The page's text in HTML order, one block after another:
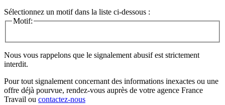
Sélectionnez un motif dans la liste ci-dessous :
Motif:
Nous vous rappelons que le signalement abusif est strictement
interdit.
Pour tout signalement concernant des informations inexactes ou une
offre déjà pourvue, rendez-vous auprès de votre agence France
Travail ou contactez-nous